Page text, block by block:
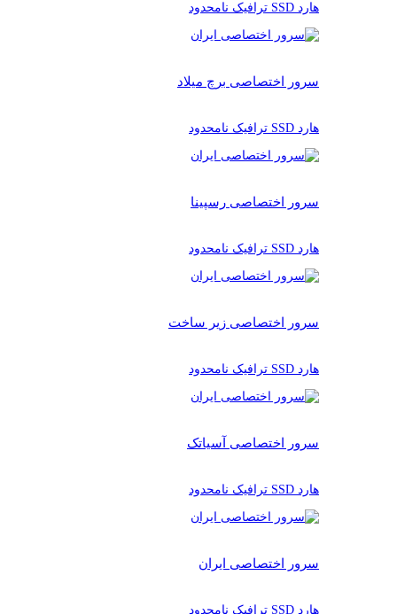
هارد SSD ترافیک نامحدود
سرور اختصاصی برچ میلاد
هارد SSD ترافیک نامحدود
سرور اختصاصی رسپینا
هارد SSD ترافیک نامحدود
سرور اختصاصی زیر ساخت
هارد SSD ترافیک نامحدود
سرور اختصاصی آسیاتک
هارد SSD ترافیک نامحدود
سرور اختصاصی ایران
هارد SSD ترافیک نامحدود